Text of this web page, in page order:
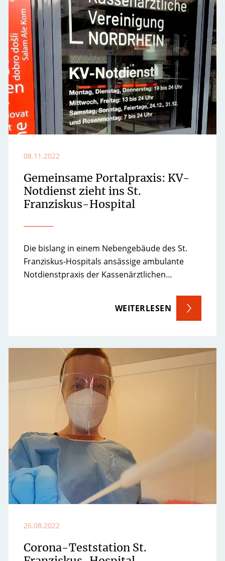
08.11.2022
Gemeinsame Portalpraxis: KV-
Notdienst zieht ins St.
Franziskus-Hospital
Die bislang in einem Nebengebäude des St.
Franziskus-Hospitals ansässige ambulante
Notdienstpraxis der Kassenärztlichen…
WEITERLESEN
26.08.2022
Corona-Teststation St.